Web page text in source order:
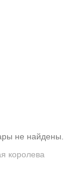
не найдены.
королева